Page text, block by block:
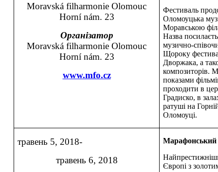
Moravská filharmonie Olomouc
Horní nám. 23
Організатор
Moravská filharmonie Olomouc
Horní nám. 23
www.mfo.cz
Фестиваль
Оломоуцька
Моравською
Назва
музично-
Щороку
Дворжака, а
композиторів.
показами
проходити в
Градиско, в
ратуші на
Оломоуці.
травень 5, 2018-
травень 6, 2018
Марафонський
Європі з